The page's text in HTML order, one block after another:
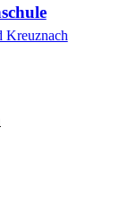
Kreuznach